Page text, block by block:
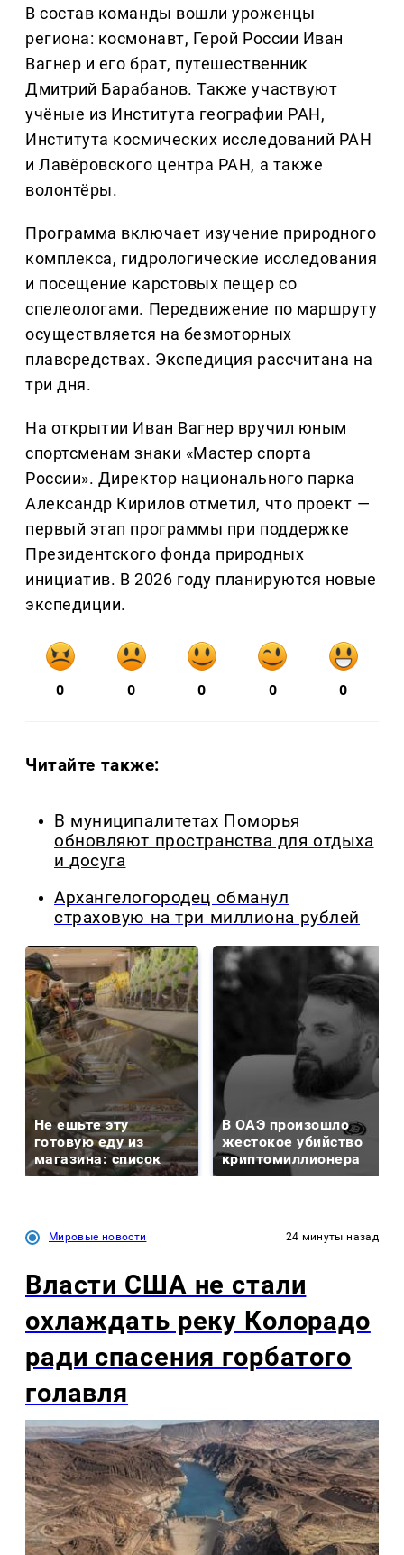
В состав команды вошли уроженцы
региона: космонавт, Герой России Иван
Вагнер и его брат, путешественник
Дмитрий Барабанов. Также участвуют
учёные из Института географии РАН,
Института космических исследований РАН
и Лавёровского центра РАН, а также
волонтёры.
Программа включает изучение природного
комплекса, гидрологические исследования
и посещение карстовых пещер со
спелеологами. Передвижение по маршруту
осуществляется на безмоторных
плавсредствах. Экспедиция рассчитана на
три дня.
На открытии Иван Вагнер вручил юным
спортсменам знаки «Мастер спорта
России». Директор национального парка
Александр Кирилов отметил, что проект —
первый этап программы при поддержке
Президентского фонда природных
инициатив. В 2026 году планируются новые
экспедиции.
0 0 0 0 0
Читайте также:
В муниципалитетах Поморья
обновляют пространства для отдыха
и досуга
Архангелогородец обманул
страховую на три миллиона рублей
Не ешьте эту
готовую еду из
магазина: список
В ОАЭ произошло
жестокое убийство
криптомиллионера
Мировые новости 24 минуты назад
Власти США не стали
охлаждать реку Колорадо
ради спасения горбатого
голавля